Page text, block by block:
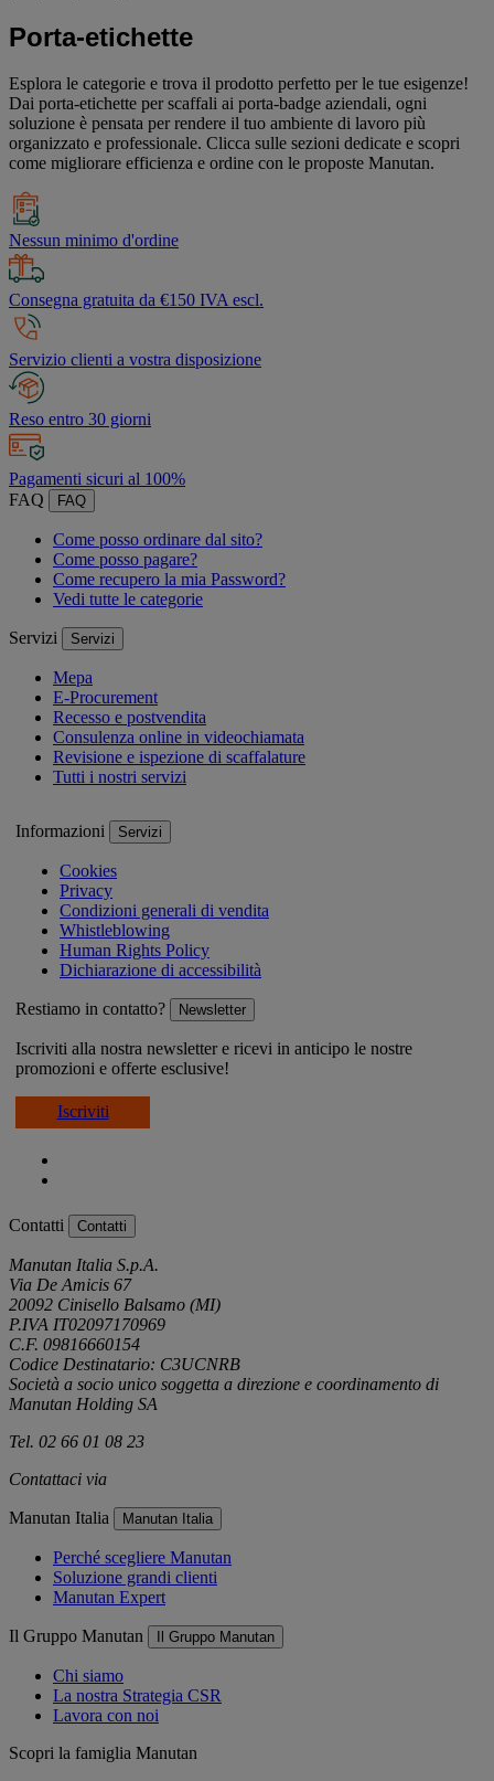
Porta-etichette
Esplora le categorie e trova il prodotto perfetto per le tue esigenze!
Dai porta-etichette per scaffali ai porta-badge aziendali, ogni
soluzione è pensata per rendere il tuo ambiente di lavoro più
organizzato e professionale. Clicca sulle sezioni dedicate e scopri
come migliorare efficienza e ordine con le proposte Manutan.
Nessun minimo d'ordine
Consegna gratuita da €150 IVA escl.
Servizio clienti a vostra disposizione
Reso entro 30 giorni
Pagamenti sicuri al 100%
FAQ
FAQ
Come posso ordinare dal sito?
Come posso pagare?
Come recupero la mia Password?
Vedi tutte le categorie
Servizi Servizi
Mepa
E-Procurement
Recesso e postvendita
Consulenza online in videochiamata
Revisione e ispezione di scaffalature
Tutti i nostri servizi
Informazioni Servizi
Cookies
Privacy
Condizioni generali di vendita
Whistleblowing
Human Rights Policy
Dichiarazione di accessibilità
Restiamo in contatto? Newsletter
Iscriviti alla nostra newsletter e ricevi in anticipo le nostre
promozioni e offerte esclusive!
Iscriviti
Contatti Contatti
Manutan Italia S.p.A.
Via De Amicis 67
20092 Cinisello Balsamo (MI)
P.IVA IT02097170969
C.F. 09816660154
Codice Destinatario: C3UCNRB
Società a socio unico soggetta a direzione e coordinamento di
Manutan Holding SA
Tel. 02 66 01 08 23
Contattaci via
Manutan Italia Manutan Italia
Perché scegliere Manutan
Soluzione grandi clienti
Manutan Expert
Il Gruppo Manutan Il Gruppo Manutan
Chi siamo
La nostra Strategia CSR
Lavora con noi
Scopri la famiglia Manutan